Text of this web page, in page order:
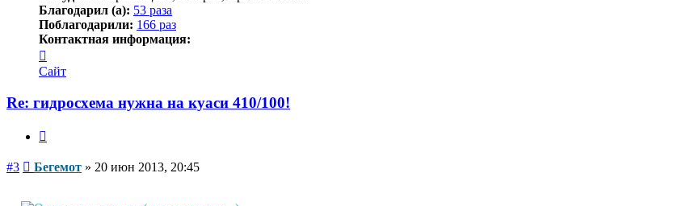
Благодарил (а): 53 раза
Поблагодарили: 166 раз
Контактная информация:
информация
пользователя
Сайт
Re: гидросхема нужна на куаси 410/100!
#3 Сообщение
Бегемот » 20 июн 2013, 20:45